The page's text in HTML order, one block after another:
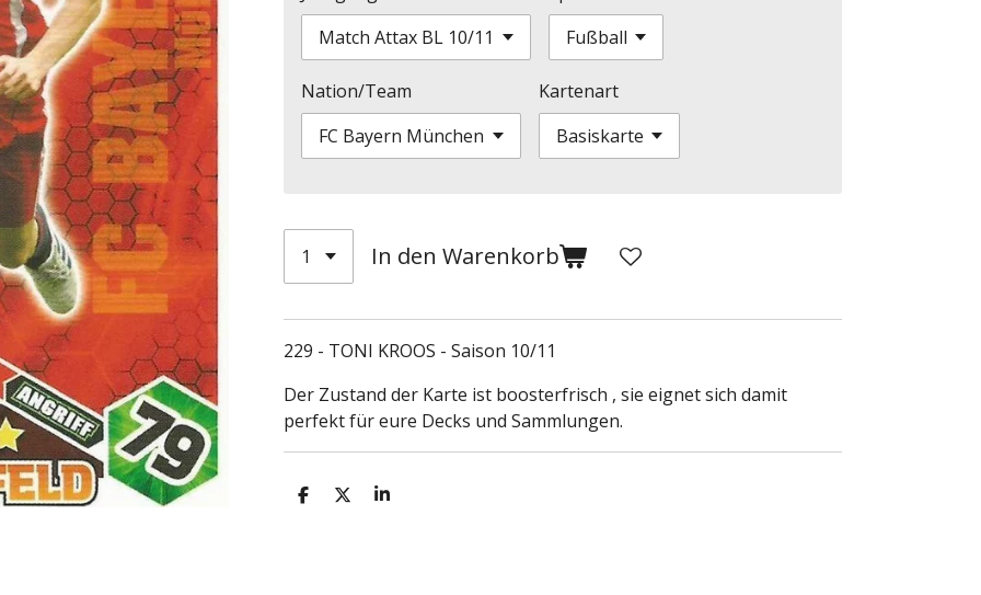
Nation/Team Kartenart
In den Warenkorb
229 - TONI KROOS - Saison 10/11
Der Zustand der Karte ist boosterfrisch , sie eignet sich damit
perfekt für eure Decks und Sammlungen.
T
T
T